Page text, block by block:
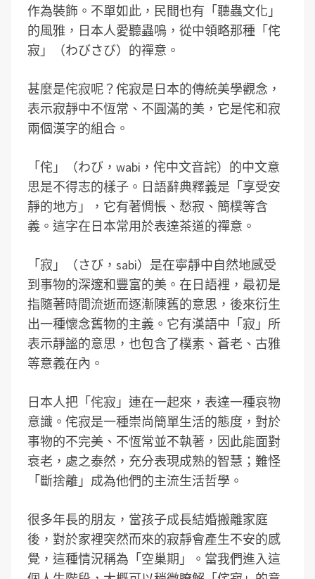
作為裝飾。不單如此，民間也有「聽蟲文化」
的風雅，日本人愛聽蟲鳴，從中領略那種「侘
寂」（わびさび）的禪意。
甚麼是侘寂呢？侘寂是日本的傳統美學觀念，
表示寂靜中不恆常、不圓滿的美，它是侘和寂
兩個漢字的組合。
「侘」（わび，wabi，侘中文音詫）的中文意
思是不得志的樣子。日語辭典釋義是「享受安
靜的地方」，它有著惆悵、愁寂、簡樸等含
義。這字在日本常用於表達茶道的禪意。
「寂」（さび，sabi）是在寧靜中自然地感受
到事物的深邃和豐富的美。在日語裡，最初是
指隨著時間流逝而逐漸陳舊的意思，後來衍生
出一種懷念舊物的主義。它有漢語中「寂」所
表示靜謐的意思，也包含了樸素、蒼老、古雅
等意義在內。
日本人把「侘寂」連在一起來，表達一種哀物
意識。侘寂是一種崇尚簡單生活的態度，對於
事物的不完美、不恆常並不執著，因此能面對
衰老，處之泰然，充分表現成熟的智慧；難怪
「斷捨離」成為他們的主流生活哲學。
很多年長的朋友，當孩子成長結婚搬離家庭
後，對於家裡突然而來的寂靜會產生不安的感
覺，這種情況稱為「空巢期」。當我們進入這